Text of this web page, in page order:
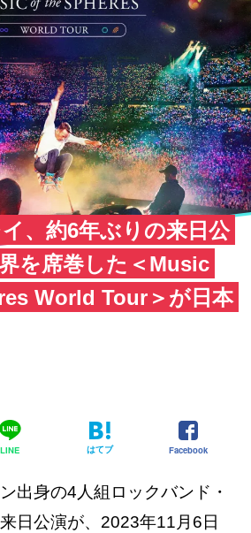
、約6年ぶりの来日公
を席巻した＜Music
World Tour＞が日本
LINE はてブ Facebook
出身の4人組ロックバンド・
日公演が、2023年11月6日